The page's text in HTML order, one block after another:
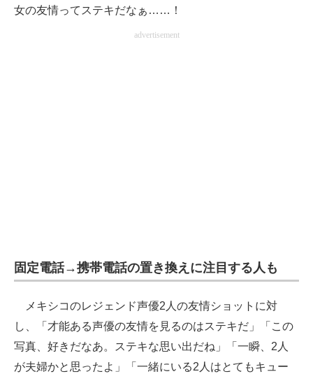
女の友情ってステキだなぁ……！
advertisement
固定電話→携帯電話の置き換えに注目する人も
メキシコのレジェンド声優2人の友情ショットに対
し、「才能ある声優の友情を見るのはステキだ」「この
写真、好きだなあ。ステキな思い出だね」「一瞬、2人
が夫婦かと思ったよ」「一緒にいる2人はとてもキュー